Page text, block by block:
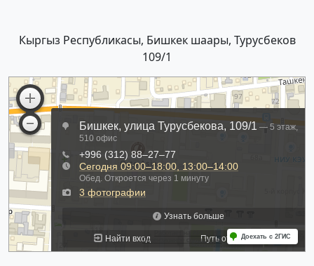
Кыргыз Республикасы, Бишкек шаары, Турусбеков
109/1